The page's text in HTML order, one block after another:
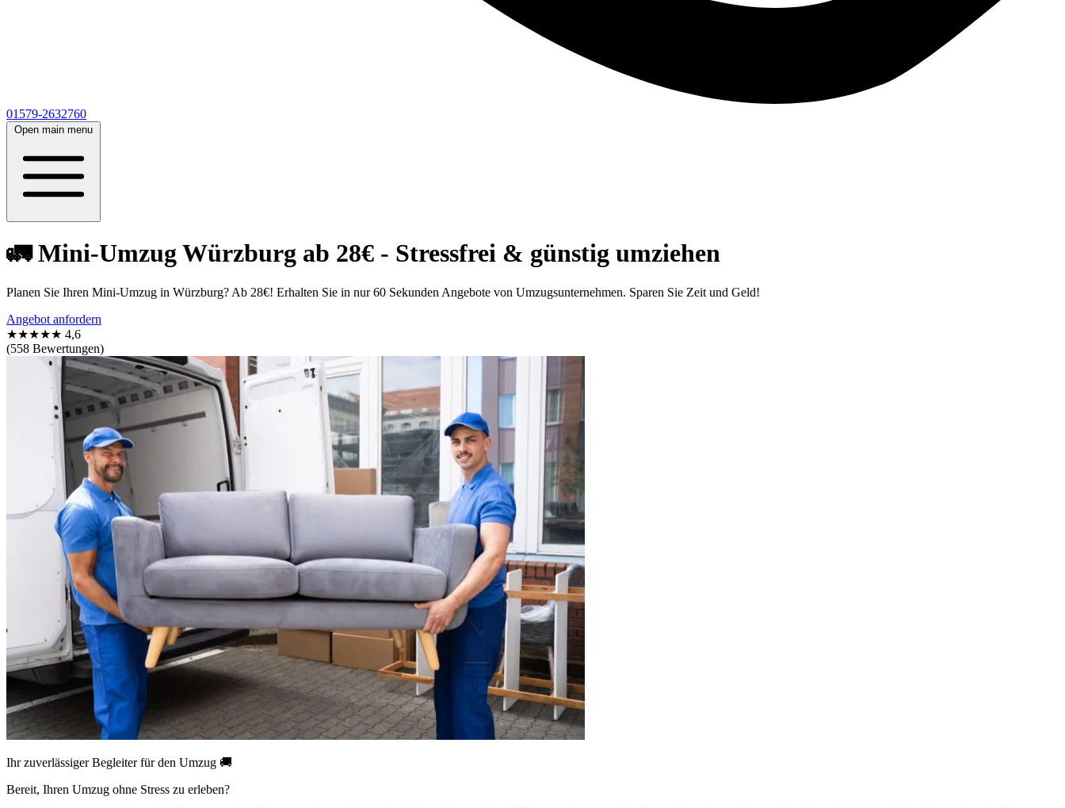
01579-2632760
Open main menu
🚛 Mini-Umzug Würzburg ab 28€ - Stressfrei & günstig umziehen
Planen Sie Ihren Mini-Umzug in Würzburg? Ab 28€! Erhalten Sie in nur 60 Sekunden Angebote von Umzugsunternehmen. Sparen Sie Zeit und Geld!
Angebot anfordern
★★★★★ 4,6
(558 Bewertungen)
Ihr zuverlässiger Begleiter für den Umzug 🚚
Bereit, Ihren Umzug ohne Stress zu erleben?